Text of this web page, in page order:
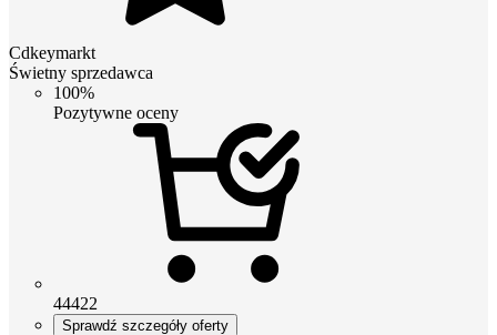
Cdkeymarkt
Świetny sprzedawca
100%
Pozytywne oceny
44422
Sprawdź szczegóły oferty